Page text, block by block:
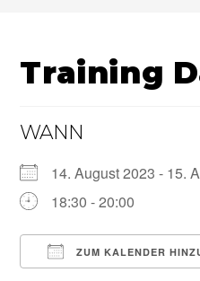
Training
WANN
14. August 2023 - 15.
18:30 - 20:00
ZUM KALENDER